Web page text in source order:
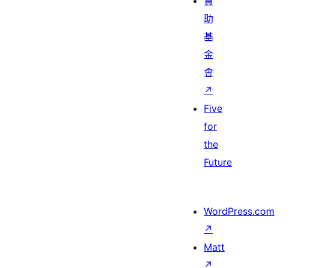
助
基
金
會
↗
Five
for
the
Future
WordPress.com
↗
Matt
↗